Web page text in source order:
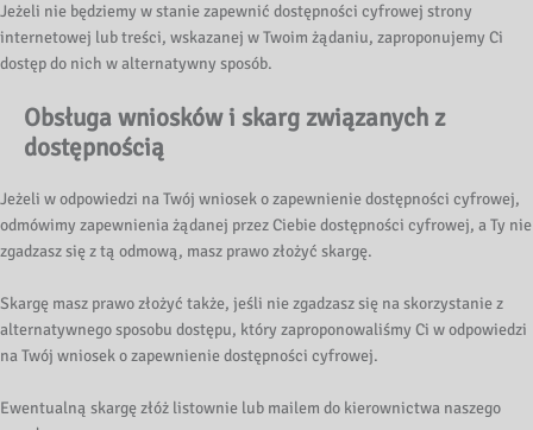
Jeżeli nie będziemy w stanie zapewnić dostępności cyfrowej strony
internetowej lub treści, wskazanej w Twoim żądaniu, zaproponujemy Ci
dostęp do nich w alternatywny sposób.
Obsługa wniosków i skarg związanych z
dostępnością
Jeżeli w odpowiedzi na Twój wniosek o zapewnienie dostępności cyfrowej,
odmówimy zapewnienia żądanej przez Ciebie dostępności cyfrowej, a Ty nie
zgadzasz się z tą odmową, masz prawo złożyć skargę.
Skargę masz prawo złożyć także, jeśli nie zgadzasz się na skorzystanie z
alternatywnego sposobu dostępu, który zaproponowaliśmy Ci w odpowiedzi
na Twój wniosek o zapewnienie dostępności cyfrowej.
Ewentualną skargę złóż listownie lub mailem do kierownictwa naszego